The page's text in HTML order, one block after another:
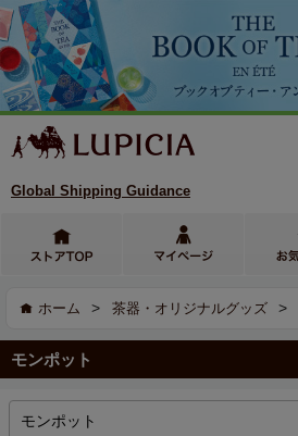
Global Shipping Guidance
ホーム > 茶器・オリジナルグッズ >
モンポット